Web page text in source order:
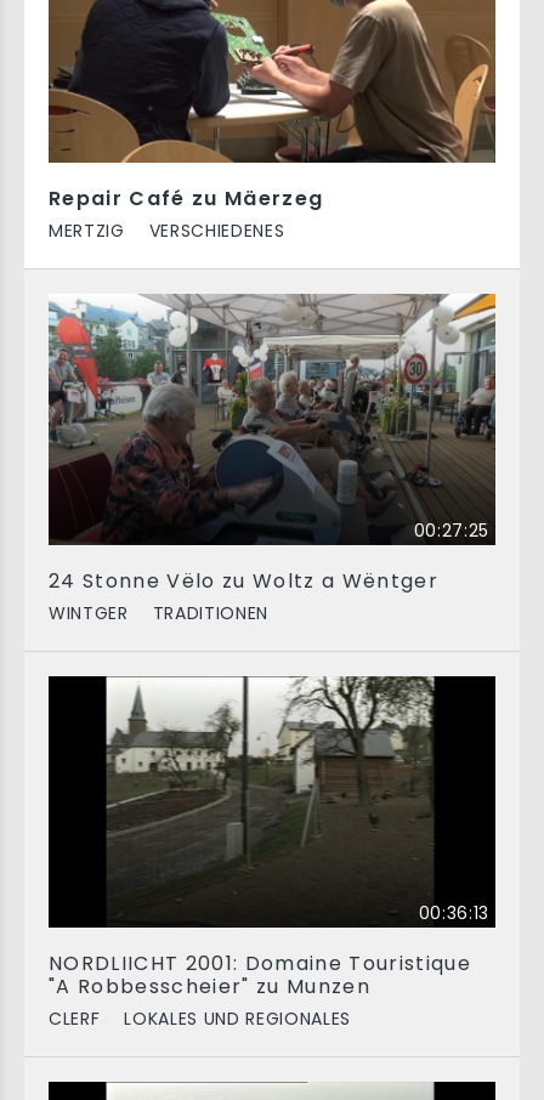
Repair Café zu Mäerzeg
MERTZIG VERSCHIEDENES
00:27:25
24 Stonne Vëlo zu Woltz a Wëntger
WINTGER TRADITIONEN
00:36:13
NORDLIICHT 2001: Domaine Touristique
"A Robbesscheier" zu Munzen
CLERF LOKALES UND REGIONALES